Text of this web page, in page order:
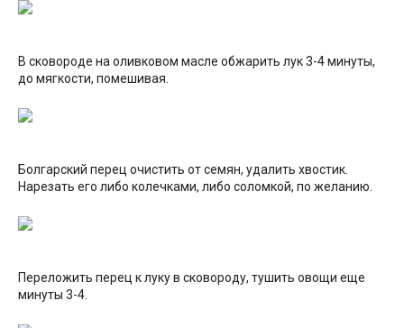
В сковороде на оливковом масле обжарить лук 3-4 минуты,
до мягкости, помешивая.
Болгарский перец очистить от семян, удалить хвостик.
Нарезать его либо колечками, либо соломкой, по желанию.
Переложить перец к луку в сковороду, тушить овощи еще
минуты 3-4.